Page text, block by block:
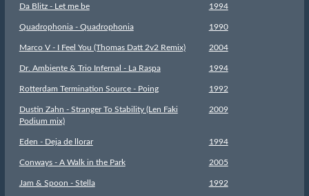
Da Blitz - Let me be 1994
Quadrophonia - Quadrophonia 1990
Marco V - I Feel You (Thomas Datt 2v2 Remix) 2004
Dr. Ambiente & Trio Infernal - La Raspa 1994
Rotterdam Termination Source - Poing 1992
Dustin Zahn - Stranger To Stability (Len Faki
Podium mix)
2009
Eden - Deja de llorar 1994
Conways - A Walk in the Park 2005
Jam & Spoon - Stella 1992